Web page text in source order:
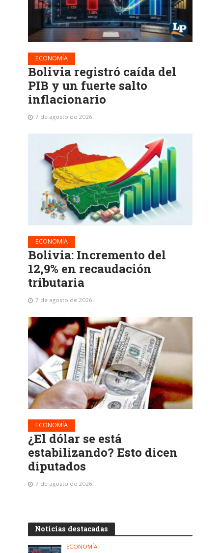
ECONOMÍA
Bolivia registró caída del
PIB y un fuerte salto
inflacionario
7 de agosto de 2026
ECONOMÍA
Bolivia: Incremento del
12,9% en recaudación
tributaria
7 de agosto de 2026
ECONOMÍA
¿El dólar se está
estabilizando? Esto dicen
diputados
7 de agosto de 2026
Noticias destacadas
ECONOMÍA